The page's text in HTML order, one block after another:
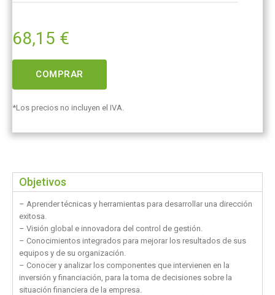
68,15 €
COMPRAR
*Los precios no incluyen el IVA.
Objetivos
– Aprender técnicas y herramientas para desarrollar una dirección
exitosa.
– Visión global e innovadora del control de gestión.
– Conocimientos integrados para mejorar los resultados de sus
equipos y de su organización.
– Conocer y analizar los componentes que intervienen en la
inversión y financiación, para la toma de decisiones sobre la
situación financiera de la empresa.